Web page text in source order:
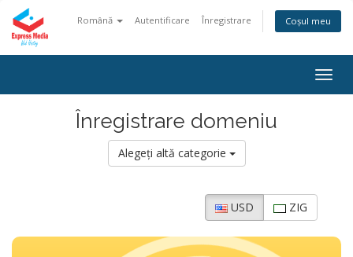
Română Autentificare Înregistrare Coșul meu
Înregistrare domeniu
Alegeți altă categorie
USD ZIG